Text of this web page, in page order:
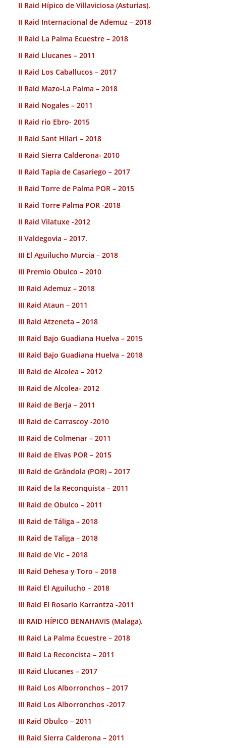
II Raid Hípico de Villaviciosa (Asturias).
II Raid Internacional de Ademuz – 2018
II Raid La Palma Ecuestre – 2018
II Raid Llucanes – 2011
II Raid Los Caballucos – 2017
II Raid Mazo-La Palma – 2018
II Raid Nogales – 2011
II Raid rio Ebro- 2015
II Raid Sant Hilari – 2018
II Raid Sierra Calderona- 2010
II Raid Tapia de Casariego – 2017
II Raid Torre de Palma POR – 2015
II Raid Torre Palma POR -2018
II Raid Vilatuxe -2012
II Valdegovia – 2017.
III El Aguilucho Murcia – 2018
III Premio Obulco – 2010
III Raid Ademuz – 2018
III Raid Ataun – 2011
III Raid Atzeneta – 2018
III Raid Bajo Guadiana Huelva – 2015
III Raid Bajo Guadiana Huelva – 2018
III Raid de Alcolea – 2012
III Raid de Alcolea- 2012
III Raid de Berja – 2011
III Raid de Carrascoy -2010
III Raid de Colmenar – 2011
III Raid de Elvas POR – 2015
III Raid de Grândola (POR) – 2017
III Raid de la Reconquista – 2011
III Raid de Obulco – 2011
III Raid de Táliga – 2018
III Raid de Taliga – 2018
III Raid de Vic – 2018
III Raid Dehesa y Toro – 2018
III Raid El Aguilucho – 2018
III Raid El Rosario Karrantza -2011
III RAID HÍPICO BENAHAVIS (Malaga).
III Raid La Palma Ecuestre – 2018
III Raid La Reconcista – 2011
III Raid Llucanes – 2017
III Raid Los Alborronchos – 2017
III Raid Los Alborronchos -2017
III Raid Obulco – 2011
III Raid Sierra Calderona – 2011